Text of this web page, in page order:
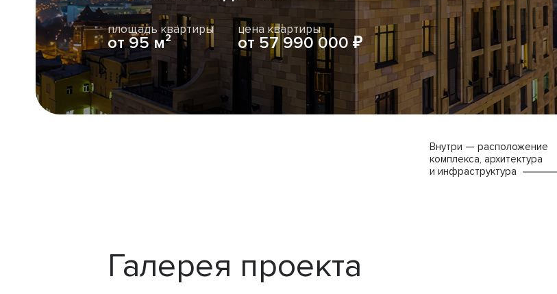
площадь квартиры
от 95 м²
цена квартиры
от 57 990 000 ₽
Внутри — расположение
комплекса, архитектура
и инфраструктура
Галерея проекта